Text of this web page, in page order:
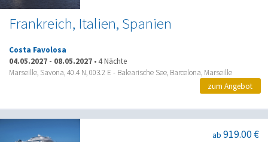
Frankreich, Italien, Spanien
Costa Favolosa
04.05.2027 - 08.05.2027 •4 Nächte
Marseille, Savona, 40.4 N, 003.2 E - Balearische See, Barcelona, Marseille
zum Angebot
ab 919.00 €